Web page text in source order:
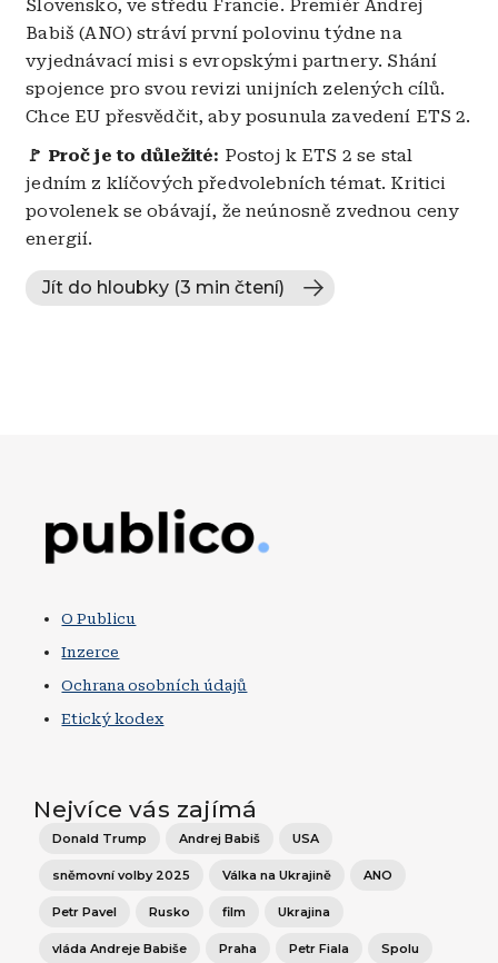
Slovensko, ve středu Francie. Premiér Andrej
Babiš (ANO) stráví první polovinu týdne na
vyjednávací misi s evropskými partnery. Shání
spojence pro svou revizi unijních zelených cílů.
Chce EU přesvědčit, aby posunula zavedení ETS 2.
🚩 Proč je to důležité: Postoj k ETS 2 se stal
jedním z klíčových předvolebních témat. Kritici
povolenek se obávají, že neúnosně zvednou ceny
energií.
Jít do hloubky (3 min čtení)
O Publicu
Inzerce
Ochrana osobních údajů
Etický kodex
Nejvíce vás zajímá
Donald Trump Andrej Babiš USA
sněmovní volby 2025 Válka na Ukrajině ANO
Petr Pavel Rusko film Ukrajina
vláda Andreje Babiše Praha Petr Fiala Spolu